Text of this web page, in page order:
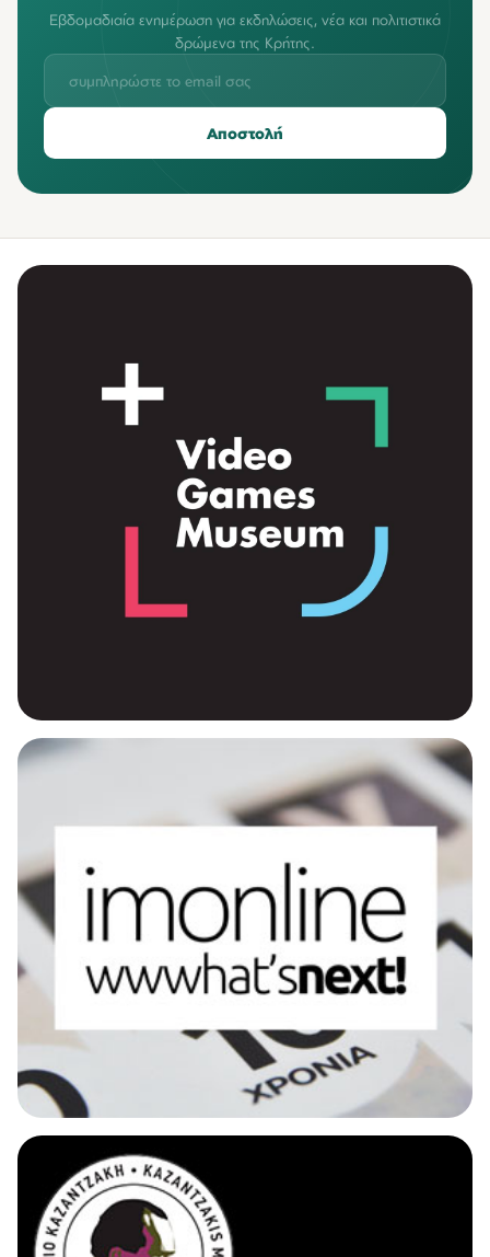
Εβδομαδιαία ενημέρωση για εκδηλώσεις, νέα και πολιτιστικά
δρώμενα της Κρήτης.
Αποστολή